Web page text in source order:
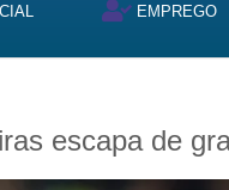
EMPREGO
escapa de